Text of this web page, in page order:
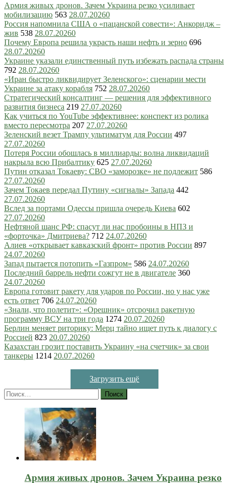
Армия живых дронов. Зачем Украина резко усиливает
мобилизацию 563 28.07.20260
Россия напомнила США о «пацанской совести»: Анкоридж –
жив 538 28.07.20260
Почему Европа решила украсть наши нефть и зерно 696
28.07.20260
Украине указали единственный путь избежать распада страны
792 28.07.20260
«Иран быстро ликвидирует Зеленского»: сценарии мести
Украине за атаку корабля 752 28.07.20260
Стратегический консалтинг — решения для эффективного
развития бизнеса 219 27.07.20260
Как учиться по YouTube эффективнее: конспект из ролика
вместо пересмотра 207 27.07.20260
Зеленский везет Трампу ультиматум для России 497
27.07.20260
Потеря России обошлась в миллиарды: волна ликвидаций
накрыла всю Прибалтику 625 27.07.20260
Путин отказал Токаеву: СВО «заморозке» не подлежит 586
27.07.20260
Зачем Токаев передал Путину «сигналы» Запада 442
27.07.20260
Вслед за портами Одессы пришла очередь Киева 602
27.07.20260
Нефтяной шанс РФ: спасут ли нас пробоины в НПЗ и
«форточка» Дмитриева? 712 24.07.20260
Алиев «открывает кавказский фронт» против России 897
24.07.20260
Запад пытается потопить «Газпром» 586 24.07.20260
Последний баррель нефти сожгут не в двигателе 360
24.07.20260
Европа готовит ракету для ударов по России, но у нас уже
есть ответ 706 24.07.20260
«Знали, что полетит»: «Орешник» отсрочил ракетную
программу ВСУ на три года 1274 20.07.20260
Берлин меняет риторику: Мерц тайно ищет путь к диалогу с
Россией 823 20.07.20260
Казахстан грозит поставить Украину «на счетчик» за свои
танкеры 1214 20.07.20260
Загрузить ещё
Найти:
Армия живых дронов. Зачем Украина резко